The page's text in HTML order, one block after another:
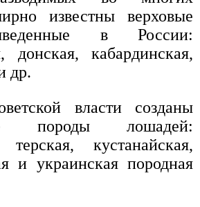
известны верховые
в России:
донская, кабардинская,
др.
власти созданы
породы лошадей:
терская, кустанайская,
и украинская породная